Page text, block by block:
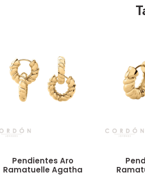
Pendientes Aro
Ramatuelle Agatha